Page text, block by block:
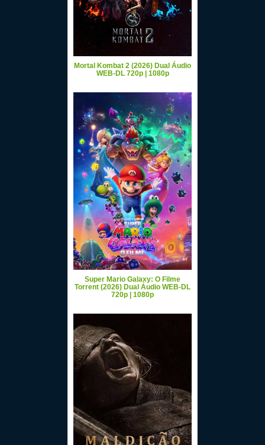
Mortal Kombat 2 (2026) Dual Áudio
WEB-DL 720p | 1080p
Super Mario Galaxy: O Filme
Torrent (2026) Dual Áudio WEB-DL
720p | 1080p